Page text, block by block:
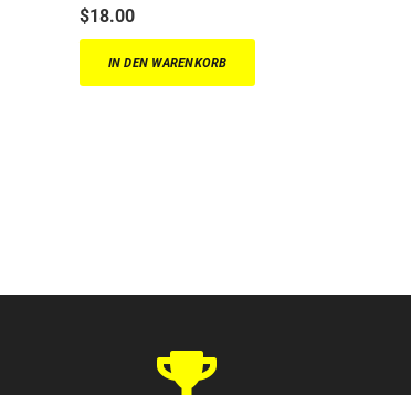
$18.00
IN DEN WARENKORB